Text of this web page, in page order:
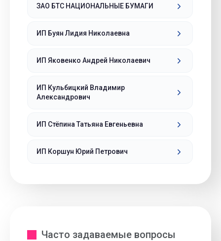
ЗАО БТС НАЦИОНАЛЬНЫЕ БУМАГИ
ИП Буян Лидия Николаевна
ИП Яковенко Андрей Николаевич
ИП Кульбицкий Владимир
Александрович
ИП Стёпина Татьяна Евгеньевна
ИП Коршун Юрий Петрович
Часто задаваемые вопросы